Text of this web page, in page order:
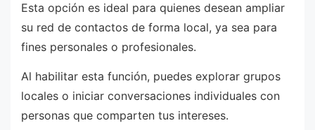
Esta opción es ideal para quienes desean ampliar
su red de contactos de forma local, ya sea para
fines personales o profesionales.
Al habilitar esta función, puedes explorar grupos
locales o iniciar conversaciones individuales con
personas que comparten tus intereses.